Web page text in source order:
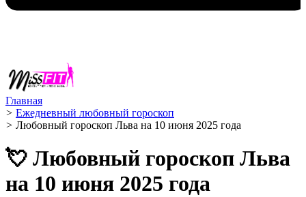
Главная
> Ежедневный любовный гороскоп
> Любовный гороскоп Льва на 10 июня 2025 года
💘 Любовный гороскоп Льва
на 10 июня 2025 года